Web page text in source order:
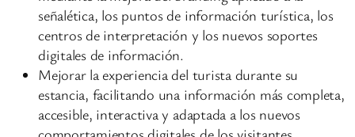
señalética, los puntos de información turística, los
centros de interpretación y los nuevos soportes
digitales de información.
Mejorar la experiencia del turista durante su
estancia, facilitando una información más completa,
accesible, interactiva y adaptada a los nuevos